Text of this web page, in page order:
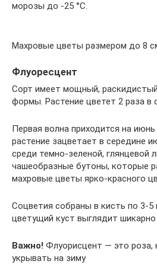
морозы до -25 °C.
Махровые цветы размером до 8
Флуоресцент
Сорт имеет мощный,
формы. Растение цветет 2 раза в
Первая волна приходится на
растение зацветает в середине
среди темно-зеленой, глянцевой
чашеобразные бутоны, которые
махровые цветы ярко-красного
Соцветия собраны в кисть по 3-5
цветущий куст выглядит шикарно
Важно! Флуорисцент — это роза,
укрывать на зиму